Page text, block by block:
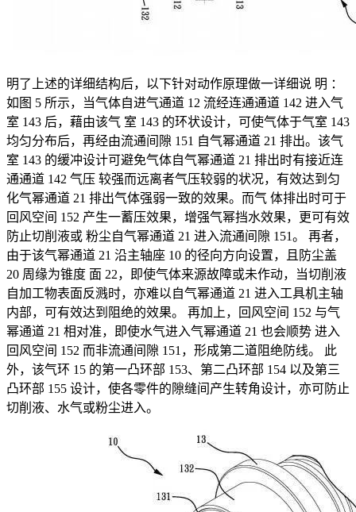
明了上述的详细结构后，以下针对动作原理做一详细说 明 ：
如图 5 所示，当气体自进气通道 12 流经连通通道 142 进入气
室 143 后，藉由该气 室 143 的环状设计，可使气体于气室 143
均匀分布后，再经由流通间隙 151 自气幂通道 21 排出。该气
室 143 的缓冲设计可避免气体自气幂通道 21 排出时有接近连
通通道 142 气压 较强而远离者气压较弱的状况，有效达到匀
化气幂通道 21 排出气体强弱一致的效果。而气 体排出时可于
回风空间 152 产生一蓄压效果，增强气幂挡水效果，更可有效
防止切削液或 粉尘自气幂通道 21 进入流通间隙 151。 再者，
由于该气幂通道 21 沿主轴座 10 的径向方向设置，且防尘盖
20 周缘为锥度 面 22，即使气体来源故障或未作动，当切削液
自加工物表面反溅时，亦难以自气幂通道 21 进入工具机主轴
内部，可有效达到阻绝的效果。 再加上，回风空间 152 与气
幂通道 21 相对准，即使水气进入气幂通道 21 也会顺势 进入
回风空间 152 而非流通间隙 151，形成第二道阻绝防线。 此
外，该气环 15 的第一凸环部 153、第二凸环部 154 以及第三
凸环部 155 设计，使各零件的隙缝间产生转角设计，亦可防止
切削液、水气或粉尘进入。